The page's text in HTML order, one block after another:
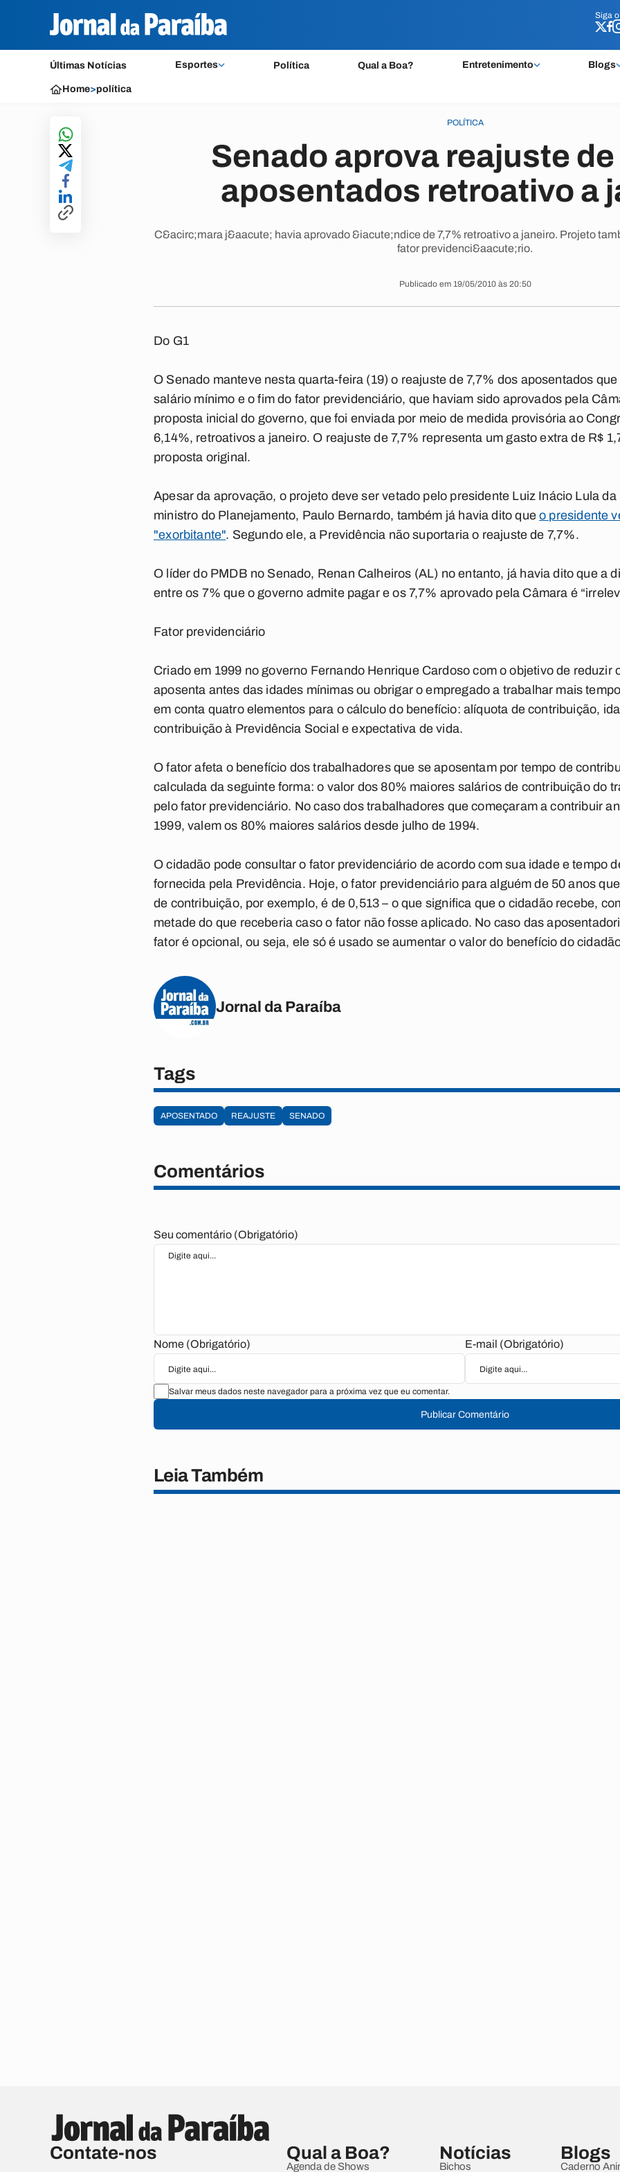
Siga
Últimas Notícias Esportes Política Qual a Boa? Entretenimento Blogs
Siga
Home>política
POLÍTICA
Senado aprova reajuste de
aposentados retroativo a
C&acirc;mara j&aacute; havia aprovado &iacute;ndice de 7,7% retroativo a janeiro. Projeto
fator previdenci&aacute;rio.
Publicado em 19/05/2010 às 20:50
Do G1
O Senado manteve nesta quarta-feira (19) o reajuste de 7,7% dos aposentados
salário mínimo e o fim do fator previdenciário, que haviam sido aprovados pela
proposta inicial do governo, que foi enviada por meio de medida provisória ao
6,14%, retroativos a janeiro. O reajuste de 7,7% representa um gasto extra de R$
proposta original.
Apesar da aprovação, o projeto deve ser vetado pelo presidente Luiz Inácio Lula
ministro do Planejamento, Paulo Bernardo, também já havia dito queo presidente
"exorbitante". Segundo ele, a Previdência não suportaria o reajuste de 7,7%.
O líder do PMDB no Senado, Renan Calheiros (AL) no entanto, já havia dito que a
entre os 7% que o governo admite pagar e os 7,7% aprovado pela Câmara é
Fator previdenciário
Criado em 1999 no governo Fernando Henrique Cardoso com o objetivo de reduzir
aposenta antes das idades mínimas ou obrigar o empregado a trabalhar mais
em conta quatro elementos para o cálculo do benefício: alíquota de contribuição,
contribuição à Previdência Social e expectativa de vida.
O fator afeta o benefício dos trabalhadores que se aposentam por tempo de
calculada da seguinte forma: o valor dos 80% maiores salários de contribuição do
pelo fator previdenciário. No caso dos trabalhadores que começaram a contribuir
1999, valem os 80% maiores salários desde julho de 1994.
O cidadão pode consultar o fator previdenciário de acordo com sua idade e tempo
fornecida pela Previdência. Hoje, o fator previdenciário para alguém de 50 anos
de contribuição, por exemplo, é de 0,513 – o que significa que o cidadão recebe,
metade do que receberia caso o fator não fosse aplicado. No caso das
fator é opcional, ou seja, ele só é usado se aumentar o valor do benefício do
Jornal da Paraíba
Tags
APOSENTADO REAJUSTE SENADO
Comentários
Seu comentário (Obrigatório)
Nome (Obrigatório) E-mail (Obrigatório)
Salvar meus dados neste navegador para a próxima vez que eu comentar.
Publicar Comentário
Leia Também
Contate-nos Qual a Boa?
Agenda de Shows
Notícias
Bichos
Blogs
Caderno